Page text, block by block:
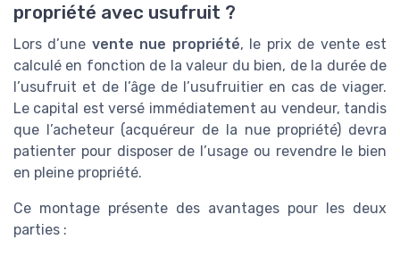
propriété avec usufruit ?
Lors d’une vente nue propriété, le prix de vente est
calculé en fonction de la valeur du bien, de la durée de
l’usufruit et de l’âge de l’usufruitier en cas de viager.
Le capital est versé immédiatement au vendeur, tandis
que l’acheteur (acquéreur de la nue propriété) devra
patienter pour disposer de l’usage ou revendre le bien
en pleine propriété.
Ce montage présente des avantages pour les deux
parties :